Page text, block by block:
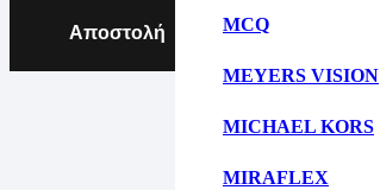
MCQ
MEYERS VISION
MICHAEL KORS
MIRAFLEX
Αποστολή